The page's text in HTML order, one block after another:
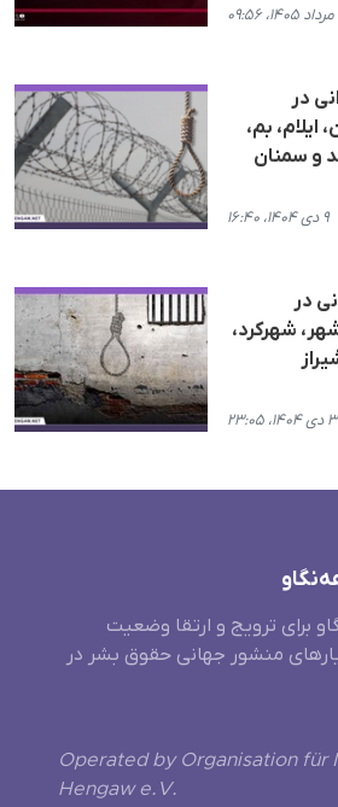
در
ایلام، بم،
و سمنان
۹ دی ۱۴۰۴، ۱۶:۴۰
١٢ زندانی در
شهرکرد،
۳ دی ۱۴۰۴، ۲۳:۰۵
برای ترویج و ارتقا وضعیت
منشور جهانی حقوق بشر در
Operated by Organisation für
Hengaw e.V.